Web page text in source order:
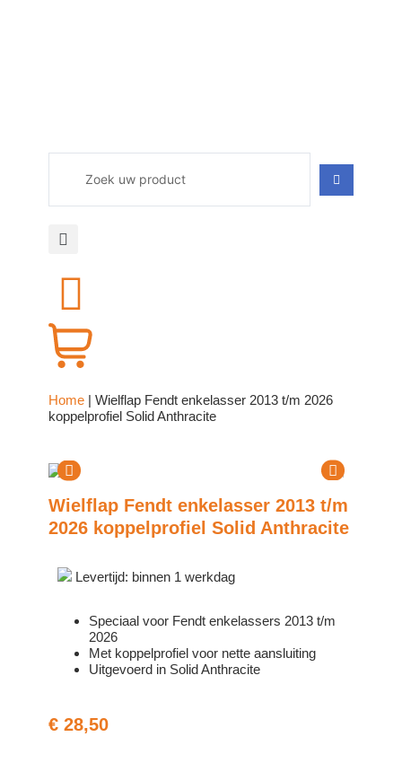
Home | Wielflap Fendt enkelasser 2013 t/m 2026
koppelprofiel Solid Anthracite
Wielflap Fendt enkelasser 2013 t/m
2026 koppelprofiel Solid Anthracite
Levertijd: binnen 1 werkdag
Speciaal voor Fendt enkelassers 2013 t/m
2026
Met koppelprofiel voor nette aansluiting
Uitgevoerd in Solid Anthracite
€ 28,50